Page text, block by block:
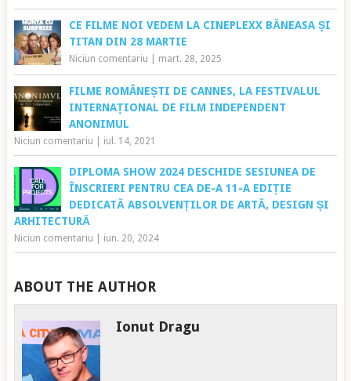
CE FILME NOI VEDEM LA CINEPLEXX BĂNEASA ȘI
TITAN DIN 28 MARTIE
Niciun comentariu mart. 28, 2025
FILME ROMÂNEȘTI DE CANNES, LA FESTIVALUL
INTERNAȚIONAL DE FILM INDEPENDENT
ANONIMUL
Niciun comentariu iul. 14, 2021
DIPLOMA SHOW 2024 DESCHIDE SESIUNEA DE
ÎNSCRIERI PENTRU CEA DE-A 11-A EDIȚIE
DEDICATĂ ABSOLVENȚILOR DE ARTĂ, DESIGN ȘI
ARHITECTURĂ
Niciun comentariu iun. 20, 2024
ABOUT THE AUTHOR
Ionut Dragu